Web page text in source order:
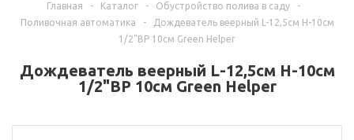
Главная - Каталог - Обустройство полива в саду
-
Поливочная автоматика
-
Дождеватель веерный L-12,5см Н-10см
1/2"ВР 10см Green Helper
Дождеватель веерный L-12,5см Н-10см
1/2"ВР 10см Green Helper